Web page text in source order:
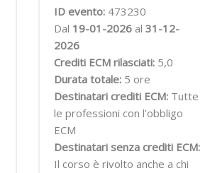
ID evento: 473230
Dal 19-01-2026 al 31-12-
2026
Crediti ECM rilasciati: 5,0
Durata totale: 5 ore
Destinatari crediti ECM: Tutte
le professioni con l'obbligo
ECM
Destinatari senza crediti ECM:
Il corso è rivolto anche a chi